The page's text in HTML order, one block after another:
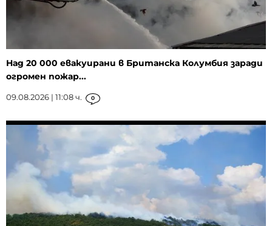
Над 20 000 евакуирани в Британска Колумбия заради
огромен пожар...
09.08.2026 | 11:08 ч. 0